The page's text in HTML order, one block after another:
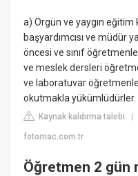
a) Örgün ve yaygın eğitim
başyardımcısı ve müdür
öncesi ve sınıf
ve meslek dersleri
ve laboratuvar
okutmakla yükümlüdürler.
Kaynak kaldırma talebi
fotomac.com.tr
Öğretmen 2 gün